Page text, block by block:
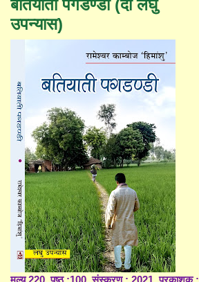
बतियाती पगडण्डी (दो लघु
उपन्यास)